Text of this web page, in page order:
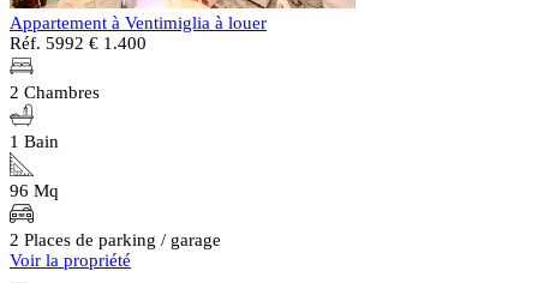
Appartement à Ventimiglia à louer
Réf. 5992 € 1.400
2 Chambres
1 Bain
96 Mq
2 Places de parking / garage
Voir la propriété